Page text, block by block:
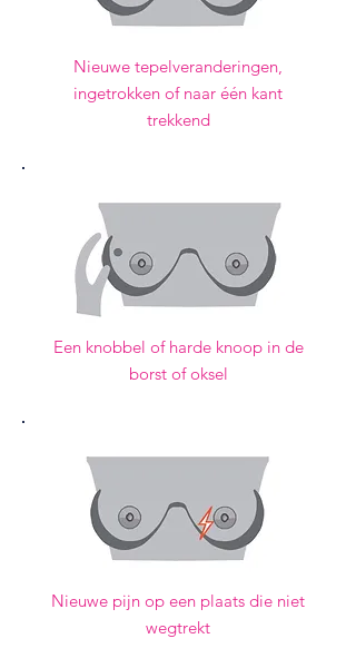
Nieuwe tepelveranderingen,
ingetrokken of naar één kant
trekkend
Een knobbel of harde knoop in de
borst of oksel
Nieuwe pijn op een plaats die niet
wegtrekt